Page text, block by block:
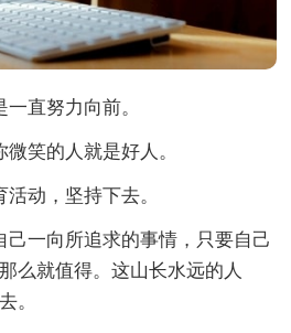
直努力向前。
笑的人就是好人。
动，坚持下去。
己一向所追求的事情，只要自己
么就值得。这山长水远的人
。